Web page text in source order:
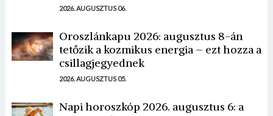
2026. AUGUSZTUS 06.
Oroszlánkapu 2026: augusztus 8-án
tetőzik a kozmikus energia – ezt hozza a
csillagjegyednek
2026. AUGUSZTUS 05.
Napi horoszkóp 2026. augusztus 6: a